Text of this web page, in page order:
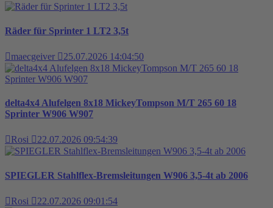
Räder für Sprinter 1 LT2 3,5t
maecgeiver 25.07.2026 14:04:50
delta4x4 Alufelgen 8x18 MickeyTompson M/T 265 60 18
Sprinter W906 W907
Rosi 22.07.2026 09:54:39
SPIEGLER Stahlflex-Bremsleitungen W906 3,5-4t ab 2006
Rosi 22.07.2026 09:01:54